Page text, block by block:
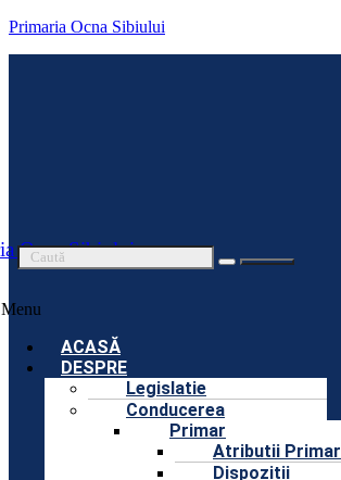
Primaria Ocna Sibiului
Ocna Sibiului
Menu
ACASĂ
DESPRE
Legislatie
Conducerea
Primar
Atributii Primar
Dispozitii